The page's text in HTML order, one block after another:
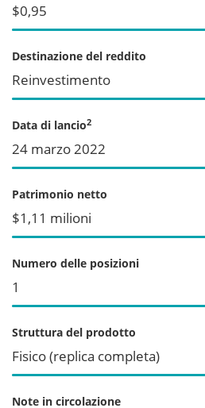
$0,95
Destinazione del reddito
Reinvestimento
Data di lancio2
24 marzo 2022
Patrimonio netto
$1,11 milioni
Numero delle posizioni
1
Struttura del prodotto
Fisico (replica completa)
Note in circolazione